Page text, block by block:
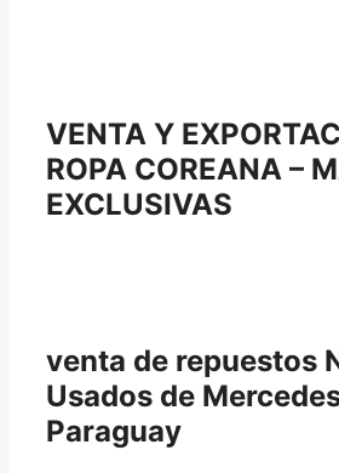
VENTA Y
ROPA COREANA –
EXCLUSIVAS
venta de repuestos
Usados de
Paraguay